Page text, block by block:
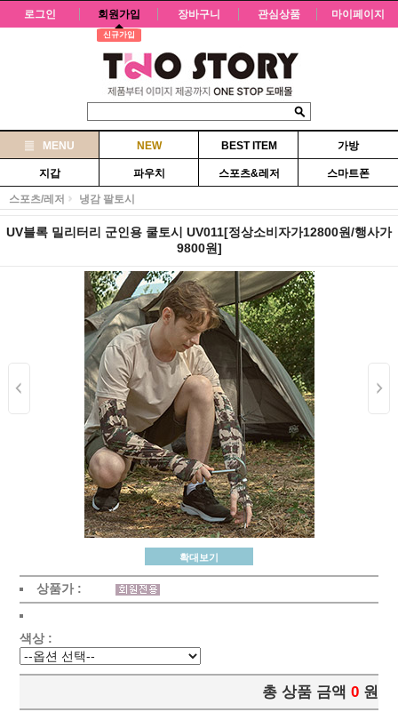
로그인 회원가입
신규가입
장바구니 관심상품 마이페이지
MENU NEW BEST ITEM 가방
지갑 파우치 스포츠&레저 스마트폰
스포츠/레저 냉감 팔토시
UV블록 밀리터리 군인용 쿨토시 UV011[정상소비자가12800원/행사가
9800원]
확대보기
상품가 :
색상 :
총 상품 금액 0 원